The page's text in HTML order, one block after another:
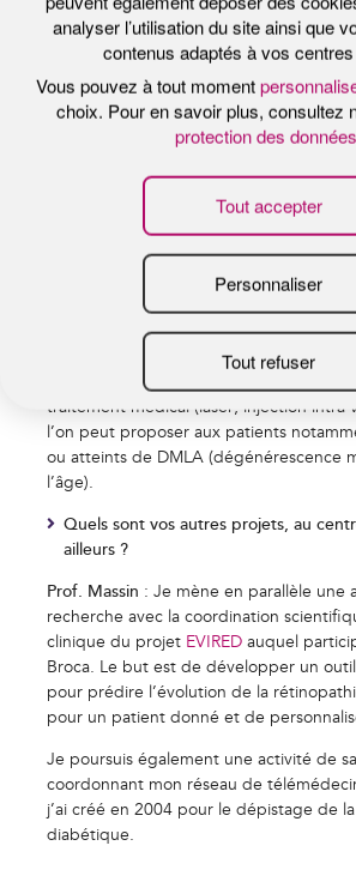
peut connaitre quand on gère son
pouvons ainsi consacrer plus de temps
nous témoignent d’ailleurs de plus en
satisfaction.
Pour les patients, cela leur permet de
mesure de l’acuité visuelle et tous les
complémentaires. Ensuite, je les vois et
synthèse de ces examens. Cela me
concentrer sur le problème
et d’avoir plus de temps pour discuter
maladie et du traitement que je lui
pour le patient est ainsi que tout est fait
au même endroit, en une heure environ.
également ici au centre Broca toutes les
traitement médical (laser, injection
l’on peut proposer aux patients
ou atteints de DMLA (dégénérescence
l’âge).
Quels sont vos autres projets, au
ailleurs ?
Prof. Massin : Je mène en parallèle une
recherche avec la coordination
clinique du projet EVIRED auquel
Broca. Le but est de développer un outil
pour prédire l’évolution de la
pour un patient donné et de
Je poursuis également une activité de
coordonnant mon réseau de
j’ai créé en 2004 pour le dépistage de
diabétique.